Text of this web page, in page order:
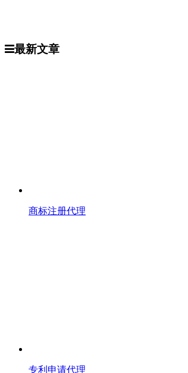
最新文章
商标注册代理
专利申请代理